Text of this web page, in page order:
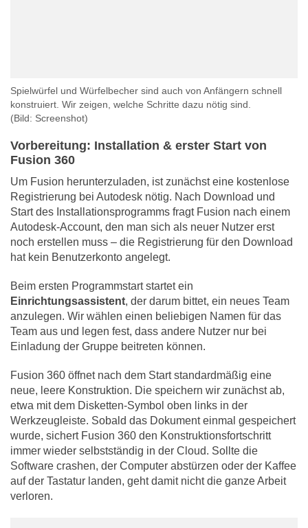
Spielwürfel und Würfelbecher sind auch von Anfängern schnell
konstruiert. Wir zeigen, welche Schritte dazu nötig sind.
(Bild: Screenshot)
Vorbereitung: Installation & erster Start von
Fusion 360
Um Fusion herunterzuladen, ist zunächst eine kostenlose
Registrierung bei Autodesk nötig. Nach Download und
Start des Installationsprogramms fragt Fusion nach einem
Autodesk-Account, den man sich als neuer Nutzer erst
noch erstellen muss – die Registrierung für den Download
hat kein Benutzerkonto angelegt.
Beim ersten Programmstart startet ein
Einrichtungsassistent, der darum bittet, ein neues Team
anzulegen. Wir wählen einen beliebigen Namen für das
Team aus und legen fest, dass andere Nutzer nur bei
Einladung der Gruppe beitreten können.
Fusion 360 öffnet nach dem Start standardmäßig eine
neue, leere Konstruktion. Die speichern wir zunächst ab,
etwa mit dem Disketten-Symbol oben links in der
Werkzeugleiste. Sobald das Dokument einmal gespeichert
wurde, sichert Fusion 360 den Konstruktionsfortschritt
immer wieder selbstständig in der Cloud. Sollte die
Software crashen, der Computer abstürzen oder der Kaffee
auf der Tastatur landen, geht damit nicht die ganze Arbeit
verloren.